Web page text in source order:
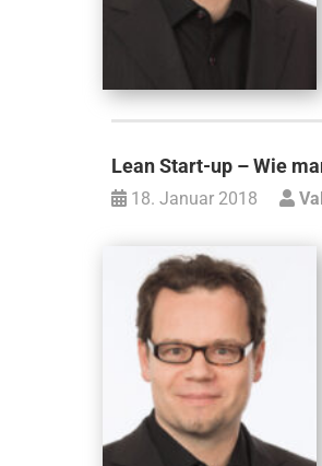
Lean Start-up – Wie
18. Januar 2018